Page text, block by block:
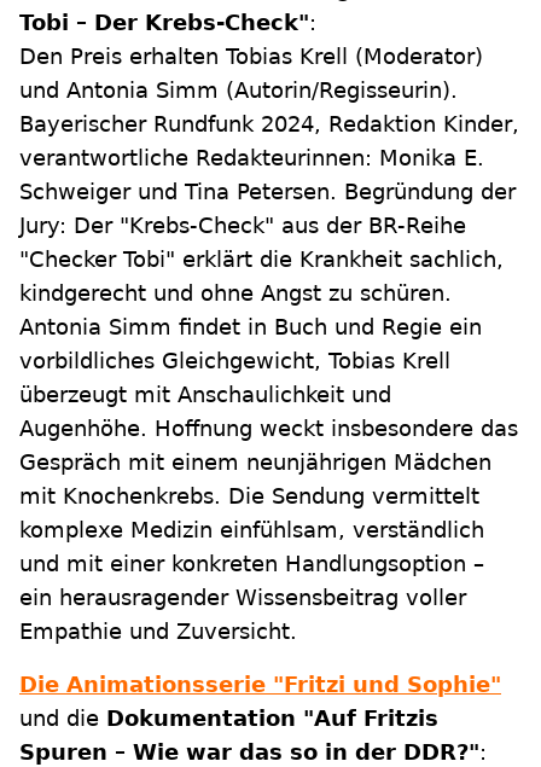
Tobi – Der Krebs-Check":
Den Preis erhalten Tobias Krell (Moderator)
und Antonia Simm (Autorin/Regisseurin).
Bayerischer Rundfunk 2024, Redaktion Kinder,
verantwortliche Redakteurinnen: Monika E.
Schweiger und Tina Petersen. Begründung der
Jury: Der "Krebs-Check" aus der BR-Reihe
"Checker Tobi" erklärt die Krankheit sachlich,
kindgerecht und ohne Angst zu schüren.
Antonia Simm findet in Buch und Regie ein
vorbildliches Gleichgewicht, Tobias Krell
überzeugt mit Anschaulichkeit und
Augenhöhe. Hoffnung weckt insbesondere das
Gespräch mit einem neunjährigen Mädchen
mit Knochenkrebs. Die Sendung vermittelt
komplexe Medizin einfühlsam, verständlich
und mit einer konkreten Handlungsoption –
ein herausragender Wissensbeitrag voller
Empathie und Zuversicht.
Die Animationsserie "Fritzi und Sophie"
und die Dokumentation "Auf Fritzis
Spuren – Wie war das so in der DDR?":